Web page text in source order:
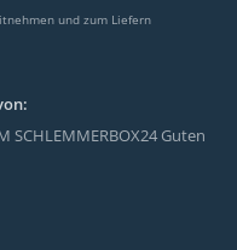
und zum Liefern
SCHLEMMERBOX24 Guten